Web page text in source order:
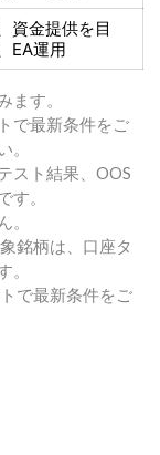
資金提供を目
EA運用
す。
で最新条件をご
。
スト結果、OOS
す。
。
銘柄は、口座タ
。
で最新条件をご